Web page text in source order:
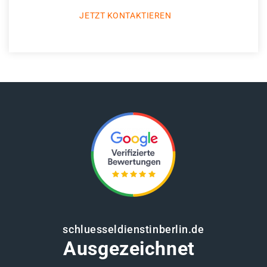
JETZT KONTAKTIEREN
schluesseldienstinberlin.de
Ausgezeichnet